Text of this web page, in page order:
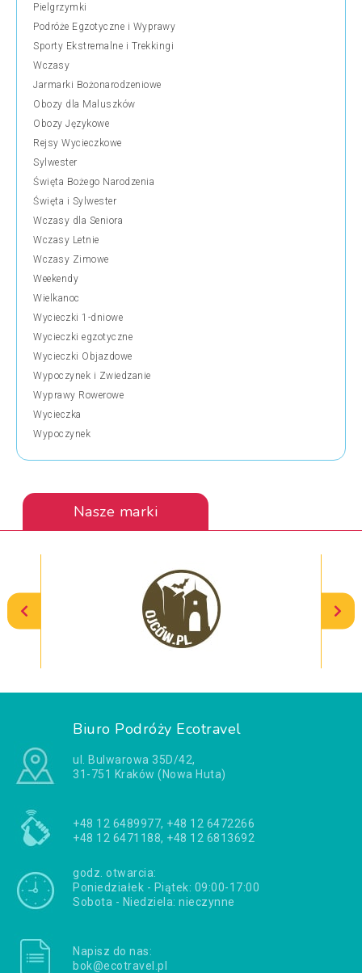
Pielgrzymki
Podróże Egzotyczne i Wyprawy
Sporty Ekstremalne i Trekkingi
Wczasy
Jarmarki Bożonarodzeniowe
Obozy dla Maluszków
Obozy Językowe
Rejsy Wycieczkowe
Sylwester
Święta Bożego Narodzenia
Święta i Sylwester
Wczasy dla Seniora
Wczasy Letnie
Wczasy Zimowe
Weekendy
Wielkanoc
Wycieczki 1-dniowe
Wycieczki egzotyczne
Wycieczki Objazdowe
Wypoczynek i Zwiedzanie
Wyprawy Rowerowe
Wycieczka
Wypoczynek
Nasze marki
Biuro Podróży Ecotravel
ul. Bulwarowa 35D/42,
31-751 Kraków (Nowa Huta)
+48 12 6489977, +48 12 6472266
+48 12 6471188, +48 12 6813692
godz. otwarcia:
Poniedziałek - Piątek: 09:00-17:00
Sobota - Niedziela: nieczynne
Napisz do nas:
bok@ecotravel.pl